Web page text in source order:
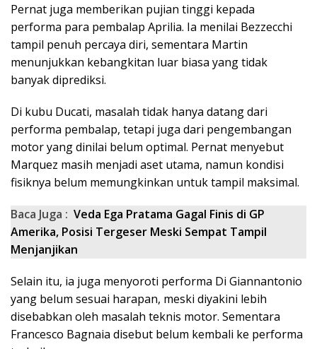
Pernat juga memberikan pujian tinggi kepada
performa para pembalap Aprilia. Ia menilai Bezzecchi
tampil penuh percaya diri, sementara Martin
menunjukkan kebangkitan luar biasa yang tidak
banyak diprediksi.
Di kubu Ducati, masalah tidak hanya datang dari
performa pembalap, tetapi juga dari pengembangan
motor yang dinilai belum optimal. Pernat menyebut
Marquez masih menjadi aset utama, namun kondisi
fisiknya belum memungkinkan untuk tampil maksimal.
Baca Juga : Veda Ega Pratama Gagal Finis di GP
Amerika, Posisi Tergeser Meski Sempat Tampil
Menjanjikan
Selain itu, ia juga menyoroti performa Di Giannantonio
yang belum sesuai harapan, meski diyakini lebih
disebabkan oleh masalah teknis motor. Sementara
Francesco Bagnaia disebut belum kembali ke performa